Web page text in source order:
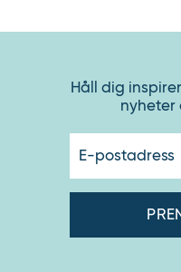
Håll dig
nyheter